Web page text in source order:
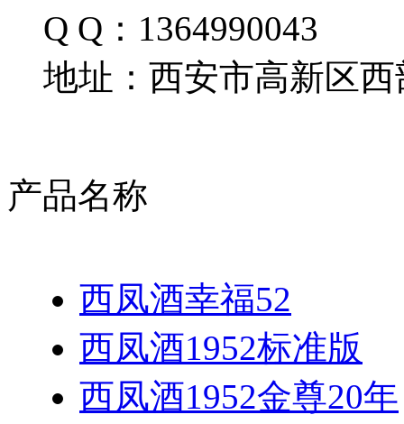
Q Q：1364990043
地址：西安市高新区西
产品名称
西凤酒幸福52
西凤酒1952标准版
西凤酒1952金尊20年